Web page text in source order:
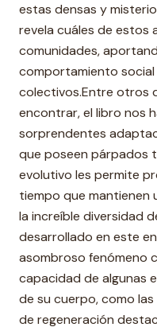
estas densas y
revela cuáles de estos
comunidades,
comportamiento
colectivos.Entre otros
encontrar, el libro nos
sorprendentes
que poseen párpados
evolutivo les permite
tiempo que mantienen
la increíble diversidad
desarrollado en este
asombroso fenómeno
capacidad de algunas
de su cuerpo, como
de regeneración